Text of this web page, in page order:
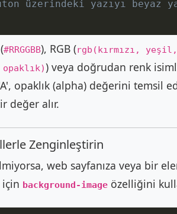
üzerindeki yazıyı beyaz
#RRGGBB), RGB (rgb(kırmızı,
) veya doğrudan renk
opaklık (alpha) değerini temsil
değer alır.
Zenginleştirin
web sayfanıza veya bir
background-image özelliğini